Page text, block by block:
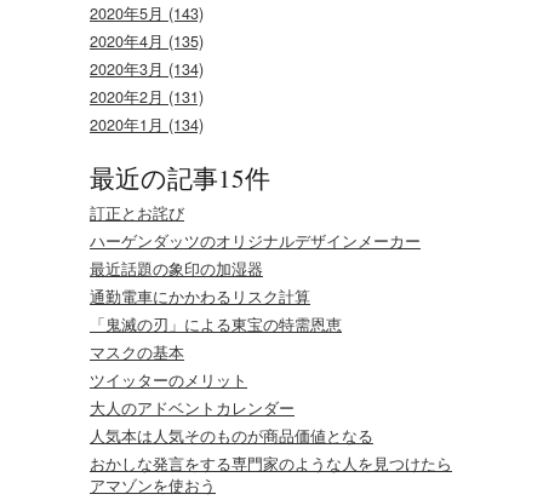
2020年5月 (143)
2020年4月 (135)
2020年3月 (134)
2020年2月 (131)
2020年1月 (134)
最近の記事15件
訂正とお詫び
ハーゲンダッツのオリジナルデザインメーカー
最近話題の象印の加湿器
通勤電車にかかわるリスク計算
「鬼滅の刃」による東宝の特需恩恵
マスクの基本
ツイッターのメリット
大人のアドベントカレンダー
人気本は人気そのものが商品価値となる
おかしな発言をする専門家のような人を見つけたら
アマゾンを使おう